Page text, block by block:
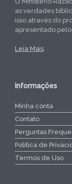
as verdades
isso através do
apresentado pelo
Leia Mais.
Informações
Minha conta
Contato
Perguntas
Política de
Termos de Uso